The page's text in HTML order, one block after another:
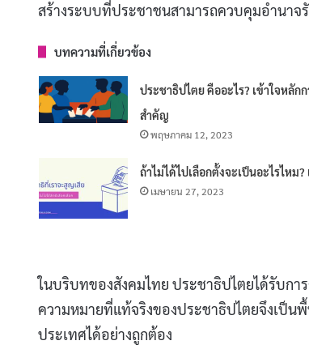
สร้างระบบที่ประชาชนสามารถควบคุมอำนาจ
บทความที่เกี่ยวข้อง
ประชาธิปไตย คืออะไร? เข้าใจหลัก
สำคัญ
พฤษภาคม 12, 2023
ถ้าไม่ได้ไปเลือกตั้งจะเป็นอะไรไหม?
เมษายน 27, 2023
ในบริบทของสังคมไทย ประชาธิปไตยได้รับกา
ความหมายที่แท้จริงของประชาธิปไตยจึงเป็น
ประเทศได้อย่างถูกต้อง